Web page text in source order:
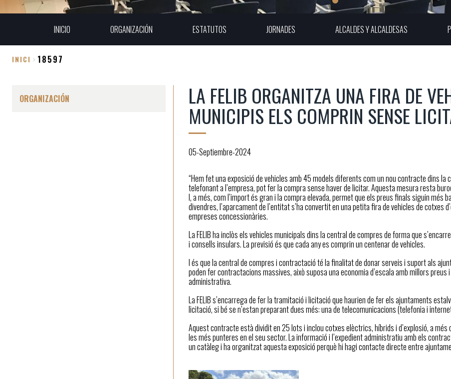
INICIO ORGANIZACIÓN ESTATUTOS JORNADES ALCALDES Y ALCALDESAS
enlaces
INICI 18597
ORGANIZACIÓN LA FELIB ORGANITZA UNA FIRA DE
MUNICIPIS ELS COMPRIN SENSE
05-Septiembre-2024
“Hem fet una exposició de vehicles amb 45 models diferents com un nou contracte dins
telefonant a l’empresa, pot fer la compra sense haver de licitar. Aquesta mesura resta
I, a més, com l’import és gran i la compra elevada, permet que els preus finals siguin més
divendres, l’aparcament de l’entitat s’ha convertit en una petita fira de vehicles de
empreses concessionàries.
La FELIB ha inclòs els vehicles municipals dins la central de compres de forma que
i consells insulars. La previsió és que cada any es comprin un centenar de vehicles.
I és que la central de compres i contractació té la finalitat de donar serveis i suport als
poden fer contractacions massives, això suposa una economia d’escala amb millors
administrativa.
La FELIB s’encarrega de fer la tramitació i licitació que haurien de fer els ajuntaments
licitació, si bé se n’estan preparant dues més: una de telecomunicacions (telefonia i
Aquest contracte està dividit en 25 lots i inclou cotxes elèctrics, híbrids i d’explosió, a
les més punteres en el seu sector. La informació i l’expedient administratiu amb els
un catàleg i ha organitzat aquesta exposició perquè hi hagi contacte directe entre